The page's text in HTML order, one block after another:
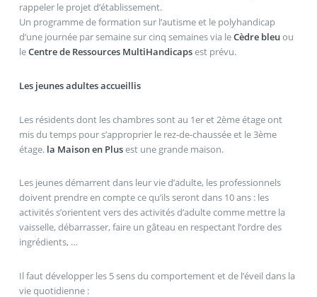
rappeler le projet d’établissement.
Un programme de formation sur l’autisme et le polyhandicap
d’une journée par semaine sur cinq semaines via leCèdre bleuou
leCentre de Ressources MultiHandicapsest prévu.
Les jeunes adultes accueillis
Les résidents dont les chambres sont au 1er et 2ème étage ont
mis du temps pour s’approprier le rez-de-chaussée et le 3ème
étage. la Maison en Plusest une grande maison.
Les jeunes démarrent dans leur vie d’adulte, les professionnels
doivent prendre en compte ce qu’ils seront dans 10 ans : les
activités s’orientent vers des activités d’adulte comme mettre la
vaisselle, débarrasser, faire un gâteau en respectant l’ordre des
ingrédients, …
Il faut développer les 5 sens du comportement et de l’éveil dans la
vie quotidienne :